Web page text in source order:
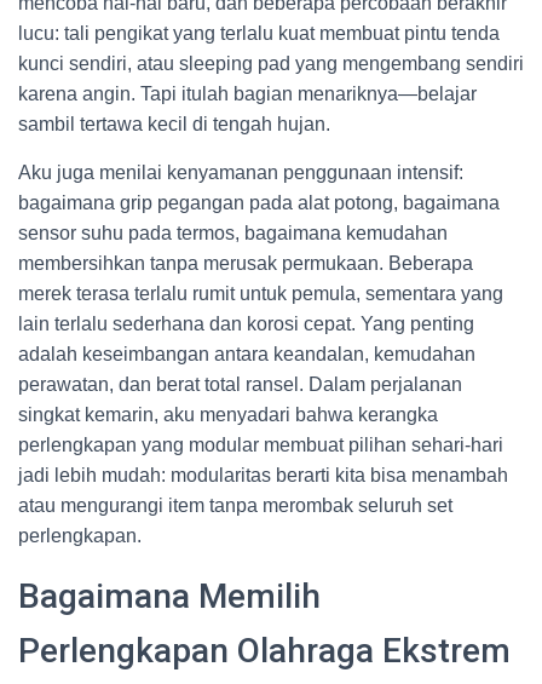
lucu: tali pengikat yang terlalu kuat membuat pintu tenda
kunci sendiri, atau sleeping pad yang mengembang sendiri
karena angin. Tapi itulah bagian menariknya—belajar
sambil tertawa kecil di tengah hujan.
Aku juga menilai kenyamanan penggunaan intensif:
bagaimana grip pegangan pada alat potong, bagaimana
sensor suhu pada termos, bagaimana kemudahan
membersihkan tanpa merusak permukaan. Beberapa
merek terasa terlalu rumit untuk pemula, sementara yang
lain terlalu sederhana dan korosi cepat. Yang penting
adalah keseimbangan antara keandalan, kemudahan
perawatan, dan berat total ransel. Dalam perjalanan
singkat kemarin, aku menyadari bahwa kerangka
perlengkapan yang modular membuat pilihan sehari-hari
jadi lebih mudah: modularitas berarti kita bisa menambah
atau mengurangi item tanpa merombak seluruh set
perlengkapan.
Bagaimana Memilih
Perlengkapan Olahraga Ekstrem